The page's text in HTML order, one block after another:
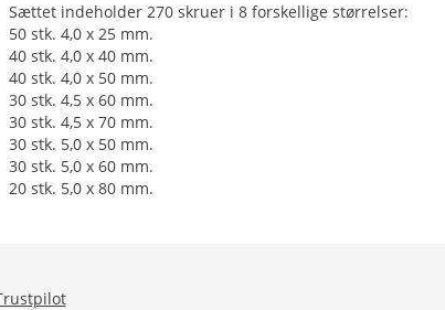
Sættet indeholder 270 skruer i 8 forskellige størrelser:
50 stk. 4,0 x 25 mm.
40 stk. 4,0 x 40 mm.
40 stk. 4,0 x 50 mm.
30 stk. 4,5 x 60 mm.
30 stk. 4,5 x 70 mm.
30 stk. 5,0 x 50 mm.
30 stk. 5,0 x 60 mm.
20 stk. 5,0 x 80 mm.